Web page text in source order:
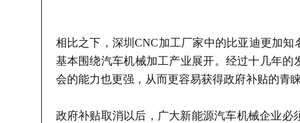
相比之下， 深圳CNC加工厂家中的比亚迪更加知
基本围绕汽车机械加工产业展开。 经过十几年的
会的能力也更强，从而更容易获得政府补贴的青
政府补贴取消以后， 广大新能源汽车机械企业必